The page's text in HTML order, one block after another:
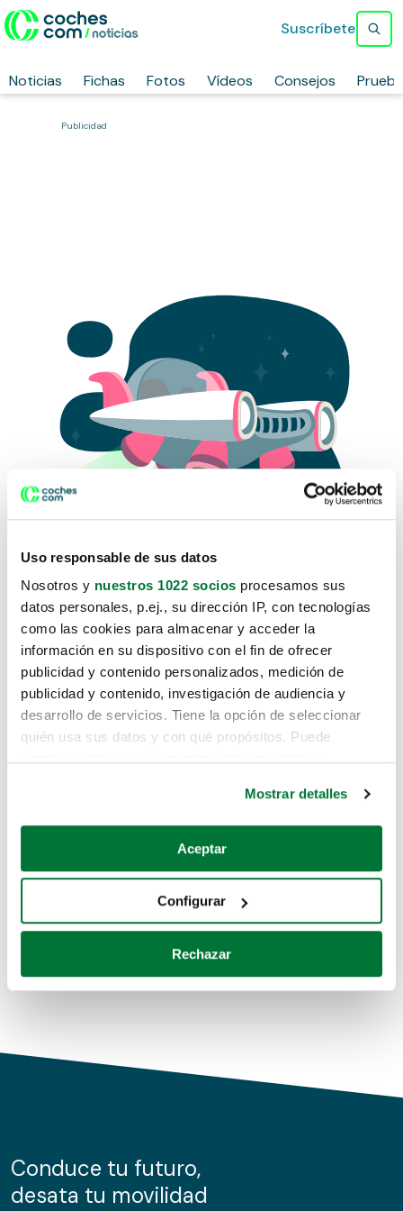
Uso responsable de sus datos
Nosotros y nuestros 1022 socios procesamos sus
datos personales, p.ej., su dirección IP, con tecnologías
como las cookies para almacenar y acceder la
información en su dispositivo con el fin de ofrecer
publicidad y contenido personalizados, medición de
publicidad y contenido, investigación de audiencia y
desarrollo de servicios. Tiene la opción de seleccionar
quién usa sus datos y con qué propósitos. Puede
Si lo permite, también quisiéramos:
Recopilar información sobre su ubicación geográfica
Identificar su dispositivo analizándolo activamente
para buscar características específicas (huellas
Obtenga más información sobre cómo se procesan sus
de cookies.
información sobre el uso que haga del sitio web con
nuestros partners de redes sociales, publicidad y análisis
Mostrar detalles
Aceptar
Configurar
Rechazar
Noticias Fichas Fotos Vídeos Consejos
Suscríbete
Publicidad
Lo sentimos, no sabemos como
te hemos traido hasta aquí.
Pero puedes encontrar el coche que estás
buscando en alguno de estos enlaces:
Coches de segunda mano
Coches de km0
Conduce tu futuro,
desata tu movilidad